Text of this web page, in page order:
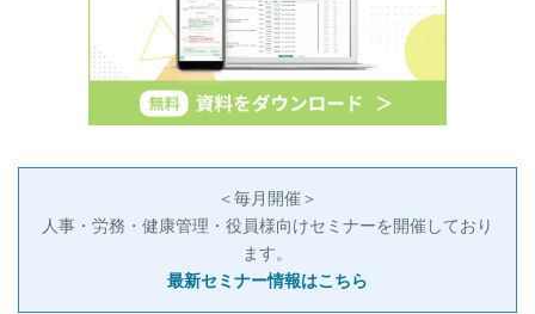
＜毎月開催＞
人事・労務・健康管理・役員様向けセミナーを開催しており
ます。
最新セミナー情報はこちら